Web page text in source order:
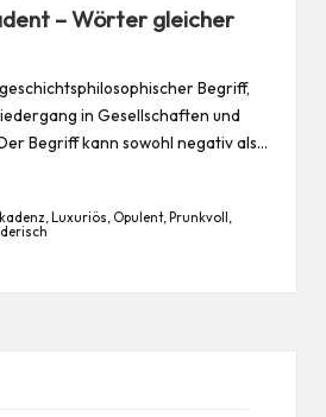
– Wörter gleicher
Begriff,
in Gesellschaften und
Begriff kann sowohl negativ als…
,Luxuriös Opulent,Prunkvoll